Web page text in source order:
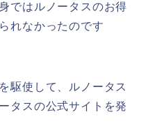
ではルノータスのお得
れなかったのです
駆使して、ルノータス
タスの公式サイトを発